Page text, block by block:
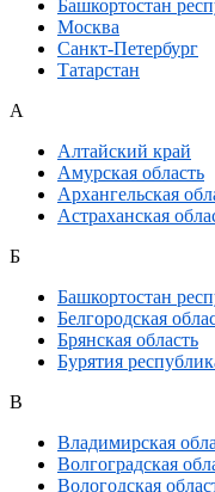
Башкортостан
Москва
Санкт-Петербург
Татарстан
А
Алтайский край
Амурская область
Архангельская
Астраханская
Б
Башкортостан
Белгородская
Брянская область
Бурятия
В
Владимирская
Волгоградская
Вологодская